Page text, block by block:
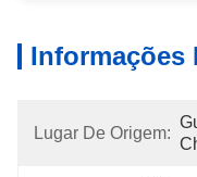
Informações
Lugar De Origem: